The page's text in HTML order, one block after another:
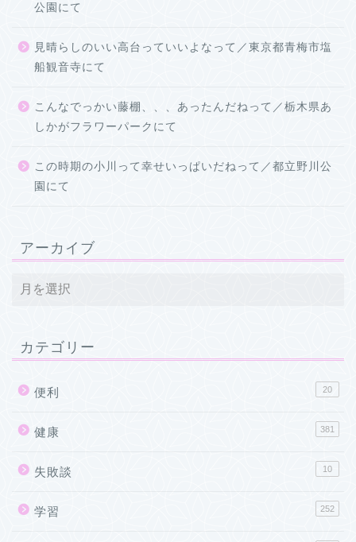
公園にて
見晴らしのいい高台っていいよなって／東京都青梅市塩
船観音寺にて
こんなでっかい藤棚、、、あったんだねって／栃木県あ
しかがフラワーパークにて
この時期の小川って幸せいっぱいだねって／都立野川公
園にて
アーカイブ
カテゴリー
便利 20
健康 381
失敗談 10
学習 252